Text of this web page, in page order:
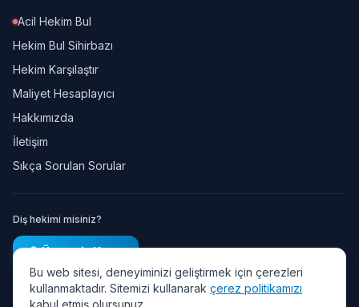
Acil Hekim Bul
Hekim Bul Sihirbazı
Hekim Karşılaştır
Maliyet Hesaplayıcı
Hakkımızda
İletişim
Sıkça Sorulan Sorular
Diş hekimi misiniz?
Ücretsiz Kayıt
Bu web sitesi, deneyiminizi geliştirmek için çerezleri
kullanmaktadır. Sitemizi kullanarak çerez politikamızı
kabul etmiş olursunuz.